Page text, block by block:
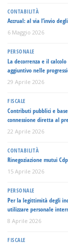
CONTABILITÀ
Accrual: al via l’invio
6 Maggio 2026
PERSONALE
La decorrenza e il
aggiuntivo nelle
29 Aprile 2026
FISCALE
Contributi pubblici e
connessione diretta al
22 Aprile 2026
CONTABILITÀ
Rinegoziazione mutui
15 Aprile 2026
PERSONALE
Per la legittimità degli
utilizzare personale
8 Aprile 2026
FISCALE